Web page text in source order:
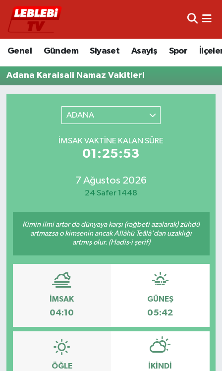
Genel Gündem Siyaset Asayiş Spor
Adana Karaisali Namaz Vakitleri
ADANA
İMSAK VAKTINE KALAN SÜRE
01:25:53
7 Ağustos 2026
24 Safer 1448
Kimin ilmi artar da dünyaya karşı (rağbeti azalarak) zühdü
artmazsa o kimsenin ancak Allâhü Teâlâ'dan uzaklığı
artmış olur. (Hadis-i şerif)
İMSAK
04:10
GÜNEŞ
05:42
ÖĞLE İKINDI
Hava Durumu
Trafik Durumu
Süper Lig Puan Durumu ve Fikstür
Tüm Manşetler